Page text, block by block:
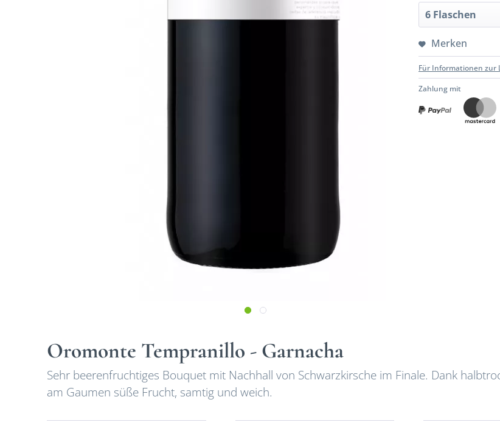
Merken
Für Informationen zur
Zahlung mit
Oromonte Tempranillo - Garnacha
Sehr beerenfruchtiges Bouquet mit Nachhall von Schwarzkirsche im Finale. Dank
am Gaumen süße Frucht, samtig und weich.